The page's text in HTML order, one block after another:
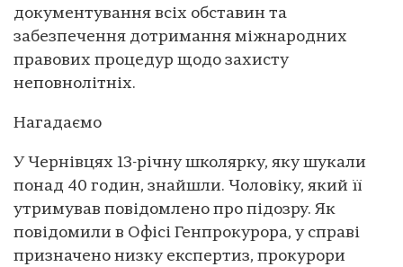
документування всіх обставин та
забезпечення дотримання міжнародних
правових процедур щодо захисту
неповнолітніх.
Нагадаємо
У Чернівцях 13-річну школярку, яку шукали
понад 40 годин, знайшли. Чоловіку, який її
утримував повідомлено про підозру. Як
повідомили в Офісі Генпрокурора, у справі
призначено низку експертиз, прокурори